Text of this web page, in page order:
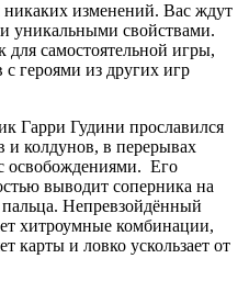
никаких изменений. Вас ждут
уникальными свойствами.
самостоятельной игры,
героями из других игр
Гарри Гудини прославился
и колдунов, в перерывах
освобождениями. Его
выводит соперника на
Непревзойдённый
хитроумные комбинации,
карты и ловко ускользает от